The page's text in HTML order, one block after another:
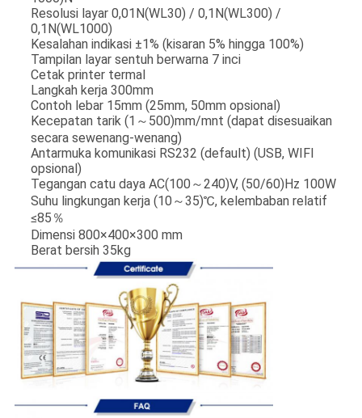
Resolusi layar 0,01N(WL30) / 0,1N(WL300) /
0,1N(WL1000)
Kesalahan indikasi ±1% (kisaran 5% hingga 100%)
Tampilan layar sentuh berwarna 7 inci
Cetak printer termal
Langkah kerja 300mm
Contoh lebar 15mm (25mm, 50mm opsional)
Kecepatan tarik (1～500)mm/mnt (dapat disesuaikan
secara sewenang-wenang)
Antarmuka komunikasi RS232 (default) (USB, WIFI
opsional)
Tegangan catu daya AC(100～240)V, (50/60)Hz 100W
Suhu lingkungan kerja (10～35)℃, kelembaban relatif
≤85％
Dimensi 800×400×300 mm
Berat bersih 35kg